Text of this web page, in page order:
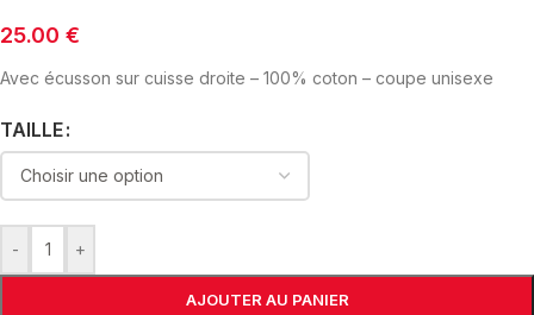
25.00 €
Avec écusson sur cuisse droite – 100% coton – coupe unisexe
TAILLE
- +
AJOUTER AU PANIER